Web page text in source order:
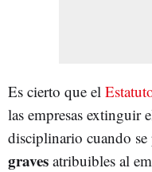
Es cierto que el
las empresas extinguir
disciplinario cuando se
graves atribuibles al